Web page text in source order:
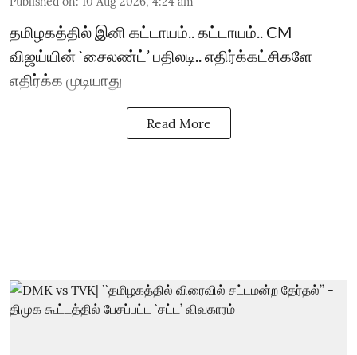
தமிழகத்தில் இனி கட்டாயம்.. கட்டாயம்.. CM
விஜய்யின் `சைலண்ட்’ பதிலடி.. எதிர்க்கட்சிகளே
எதிர்க்க முடியாது
Read More